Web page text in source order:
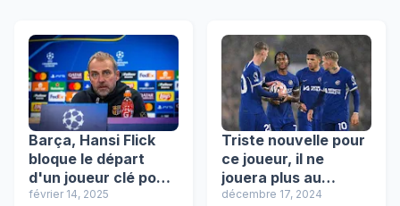
Barça, Hansi Flick
bloque le départ
d'un joueur clé pour
l'avenir du Barça !
février 14, 2025
Triste nouvelle pour
ce joueur, il ne
jouera plus au
football !
décembre 17, 2024